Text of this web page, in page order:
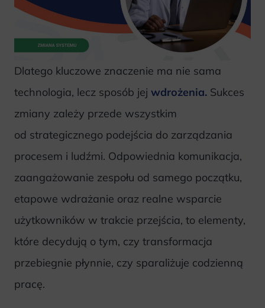
Dlatego kluczowe znaczenie ma nie sama
technologia, lecz sposób jej wdrożenia. Sukces
zmiany zależy przede wszystkim
od strategicznego podejścia do zarządzania
procesem i ludźmi. Odpowiednia komunikacja,
zaangażowanie zespołu od samego początku,
etapowe wdrażanie oraz realne wsparcie
użytkowników w trakcie przejścia, to elementy,
które decydują o tym, czy transformacja
przebiegnie płynnie, czy sparaliżuje codzienną
pracę.